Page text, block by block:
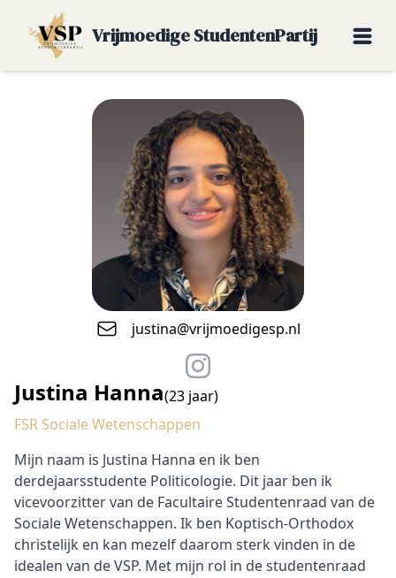
Vrijmoedige StudentenPartij
Justina Hanna(23 jaar)
FSR Sociale Wetenschappen
Mijn naam is Justina Hanna en ik ben
derdejaarsstudente Politicologie. Dit jaar ben ik
vicevoorzitter van de Facultaire Studentenraad van de
Sociale Wetenschappen. Ik ben Koptisch-Orthodox
christelijk en kan mezelf daarom sterk vinden in de
idealen van de VSP. Met mijn rol in de studentenraad
justina@vrijmoedigesp.nl